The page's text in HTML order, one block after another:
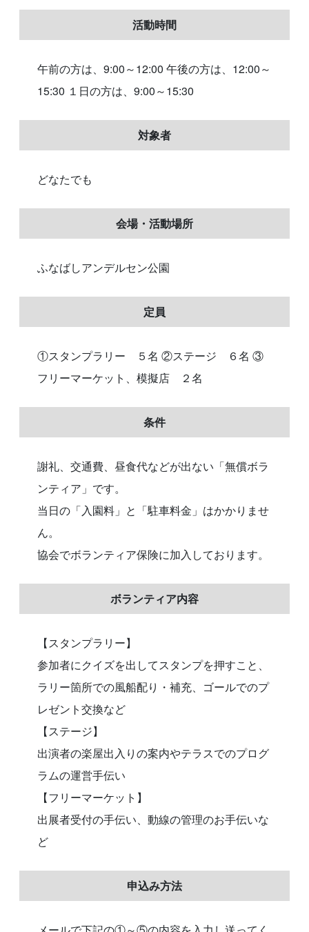
活動時間
午前の方は、9:00～12:00 午後の方は、12:00～
15:30 １日の方は、9:00～15:30
対象者
どなたでも
会場・活動場所
ふなばしアンデルセン公園
定員
①スタンプラリー ５名 ②ステージ ６名 ③
フリーマーケット、模擬店 ２名
条件
謝礼、交通費、昼食代などが出ない「無償ボラ
ンティア」です。
当日の「入園料」と「駐車料金」はかかりませ
ん。
協会でボランティア保険に加入しております。
ボランティア内容
【スタンプラリー】
参加者にクイズを出してスタンプを押すこと、
ラリー箇所での風船配り・補充、ゴールでのプ
レゼント交換など
【ステージ】
出演者の楽屋出入りの案内やテラスでのプログ
ラムの運営手伝い
【フリーマーケット】
出展者受付の手伝い、動線の管理のお手伝いな
ど
申込み方法